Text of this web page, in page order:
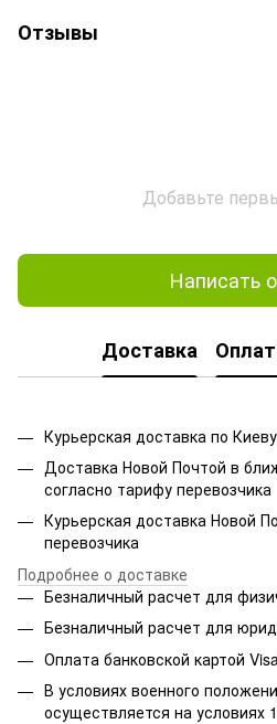
Отзывы
Добавьте
Написать
Доставка
Курьерская доставка по
Доставка Новой Почтой в
согласно тарифу перевозчика
Курьерская доставка Новой
перевозчика
Подробнее о доставке
Безналичный расчет для
Безналичный расчет для
Оплата банковской картой
В условиях военного
осуществляется на условиях